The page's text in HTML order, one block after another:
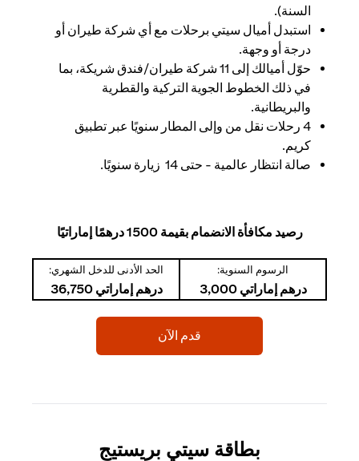
السنة).
استبدل أميال سيتي برحلات مع أي شركة طيران أو
درجة أو وجهة.
حوّل أميالك إلى 11 شركة طيران/فندق شريكة، بما
في ذلك الخطوط الجوية التركية والقطرية
والبريطانية.
4 رحلات نقل من وإلى المطار سنويًا عبر تطبيق
كريم.
صالة انتظار عالمية - حتى 14 زيارة سنويًا.
رصيد مكافأة الانضمام بقيمة 1500 درهمًا إماراتيًا
الرسوم السنوية:
درهم إماراتي 3,000
الحد الأدنى للدخل الشهري:
درهم إماراتي 36,750
قدم الآن
بطاقة سيتي بريستيج